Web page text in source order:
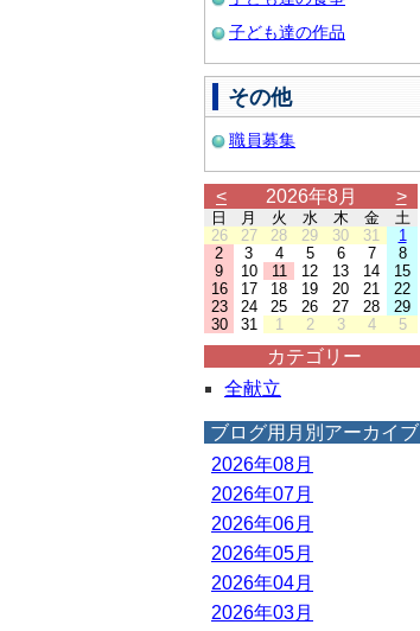
子ども達の作品
その他
職員募集
< 2026年8月 >
日 月 火 水 木 金
土
26
27 28 29 30 31
1
2
3 4 5 6 7
8
9
10 11 12 13 14
15
16
17 18 19 20 21
22
23
24 25 26 27 28
29
30
31 1 2 3 4 5
カテゴリー
全献立
ブログ用月別アーカイブ
2026年08月
2026年07月
2026年06月
2026年05月
2026年04月
2026年03月